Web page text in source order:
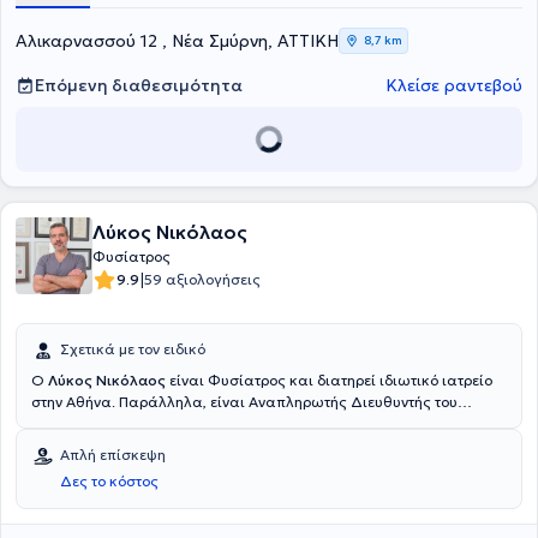
Αλικαρνασσού 12 , Νέα Σμύρνη, ΑΤΤΙΚΗ 8,7 km
Επόμενη διαθεσιμότητα Κλείσε ραντεβού
Λύκος Νικόλαος
Φυσίατρος
9.9|59 αξιολογήσεις
Σχετικά με τον ειδικό
Ο Λύκος Νικόλαος είναι Φυσίατρος και διατηρεί ιδιωτικό ιατρείο
στην Αθήνα. Παράλληλα, είναι Αναπληρωτής Διευθυντής του
Νοσοκομείο Αθηνών και στο 414 Στρατιωτικό Νοσοκομείο Ειδικών
Νοσημάτων Πεντέλης. Σπούδασε στην Ιατρική Σχολή του
Αριστοτελείου Πανεπιστημίου Θεσσαλονίκης, στην οποία φοίτησε
ως στρατιωτικός ιατρός. Του έχει απονεμηθεί ο ελληνικός και
Απλή επίσκεψη
Δες το κόστος